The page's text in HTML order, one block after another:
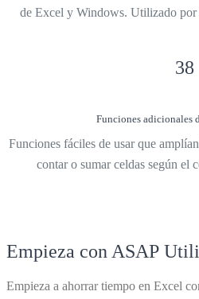
de Excel y Windows. Utilizado por
38
Funciones adicionales
Funciones fáciles de usar que
contar o sumar celdas según el
Empieza con ASAP
Empieza a ahorrar tiempo en Excel